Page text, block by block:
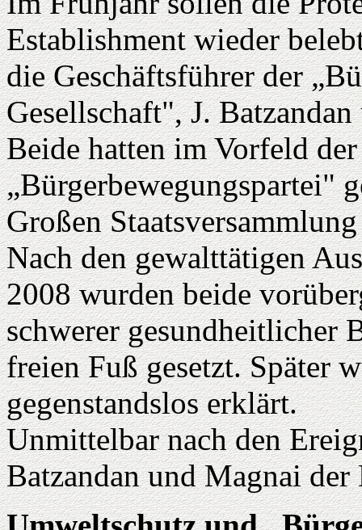
Establishment wieder
die Geschäftsführer der
Gesellschaft", J.
Beide hatten im Vorfeld
„Bürgerbewegungspartei"
Großen
Nach den gewalttätigen
2008 wurden beide
schwerer gesundheitlicher
freien Fuß gesetzt. Später
gegenstandslos erklärt.
Unmittelbar nach den
Batzandan und Magnai der